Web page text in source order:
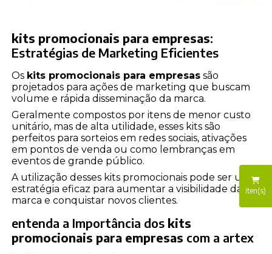
iten(s)
kits promocionais para empresas:
Estratégias de Marketing Eficientes
Os kits promocionais para empresas são
projetados para ações de marketing que buscam
volume e rápida disseminação da marca.
Geralmente compostos por itens de menor custo
unitário, mas de alta utilidade, esses kits são
perfeitos para sorteios em redes sociais, ativações
em pontos de venda ou como lembranças em
eventos de grande público.
A utilização desses kits promocionais pode ser uma
estratégia eficaz para aumentar a visibilidade da
marca e conquistar novos clientes.
entenda a Importância dos kits
promocionais para empresas com a artex